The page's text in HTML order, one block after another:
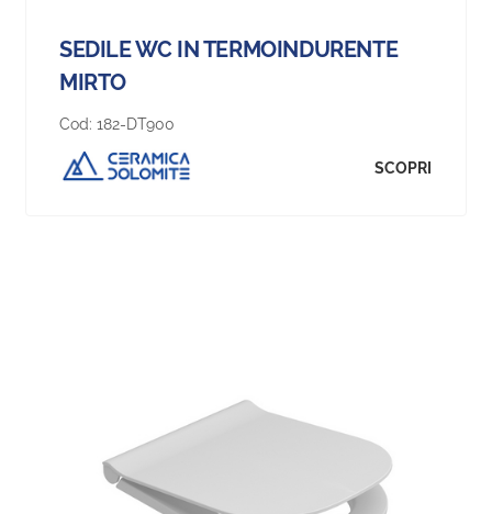
SEDILE WC IN TERMOINDURENTE
MIRTO
Cod: 182-DT900
SCOPRI